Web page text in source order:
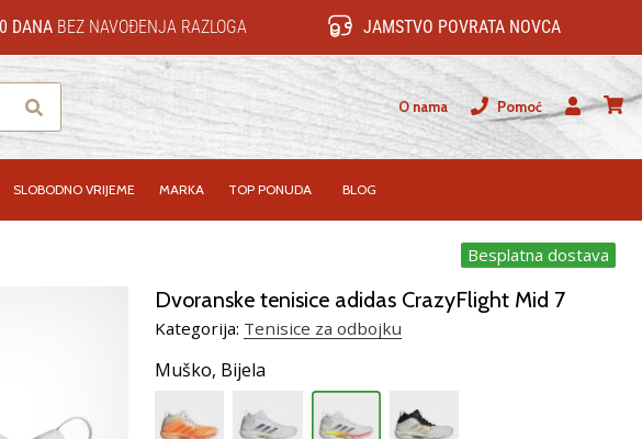
DANABEZ NAVOĐENJA RAZLOGA JAMSTVO POVRATA NOVCA
O nama
Pomoć
Korisnik
SLOBODNO VRIJEME MARKA TOP PONUDA BLOG
Besplatna dostava
Dvoranske tenisice adidas CrazyFlight Mid 7
Kategorija: Tenisice za odbojku
Muško, Bijela